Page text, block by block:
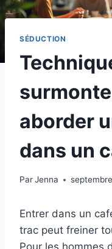
SÉDUCTION
aborder
dans un
ParJenna
Entrer dans un
trac peut freiner